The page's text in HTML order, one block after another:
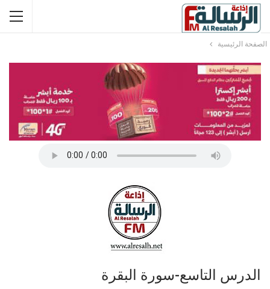
الصفحة الرئيسية
الدرس التاسع-سورة البقرة